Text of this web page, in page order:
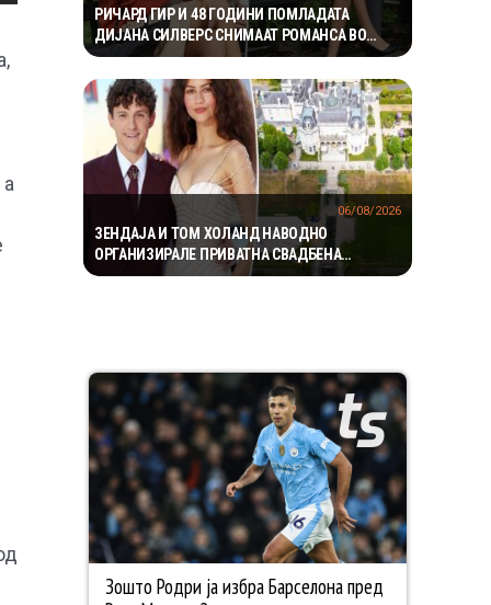
РИЧАРД ГИР И 48 ГОДИНИ ПОМЛАДАТА
ДИЈАНА СИЛВЕРС СНИМААТ РОМАНСА ВО
ЊУЈОРК
ЗЕНДАЈА И ТОМ ХОЛАНД НАВОДНО
ОРГАНИЗИРАЛЕ ПРИВАТНА СВАДБЕНА
ПРОСЛАВА ВО АНГЛИЈА, ОТКАКО ТАЈНО СЕ
06/08/2026